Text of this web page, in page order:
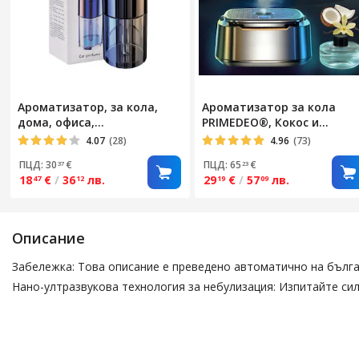
Ароматизатор, за кола,
дома, офиса,
акумулаторен, 4 нива на
парфюмна есенция
4.07 (28)
ПЦД: 30 37 €
1847 € / 3612 лв.
Ароматизатор за кола
PRIMEDEO®️, Кокос и
Ванилия, Автоматично
Включване/Изключване, 3
Интелигентни Режима на
Дифузия, Издръжлива
4.96 (73)
ПЦД: 65 23 €
2919 € / 5709 лв.
Описание
Забележка: Това описание е преведено автоматично на
Нано-ултразвукова технология за небулизация: Изпитайте